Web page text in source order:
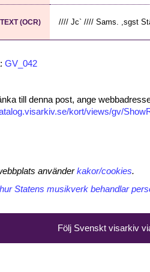
TEXT (OCR) //// Jc` //// Sams. ,sgst
GV_042
till denna post, ange
kort/views/gv/
använderkakor/cookies.
Statens musikverk behandlar
Följ Svenskt visarkiv